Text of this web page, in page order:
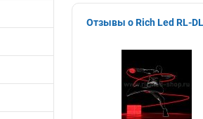
Отзывы о Rich Led RL-